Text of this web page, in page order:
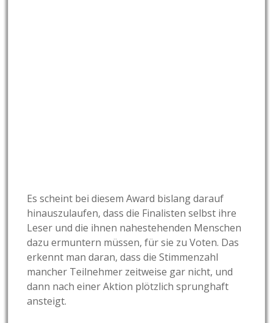
Es scheint bei diesem Award bislang darauf
hinauszulaufen, dass die Finalisten selbst ihre
Leser und die ihnen nahestehenden Menschen
dazu ermuntern müssen, für sie zu Voten. Das
erkennt man daran, dass die Stimmenzahl
mancher Teilnehmer zeitweise gar nicht, und
dann nach einer Aktion plötzlich sprunghaft
ansteigt.